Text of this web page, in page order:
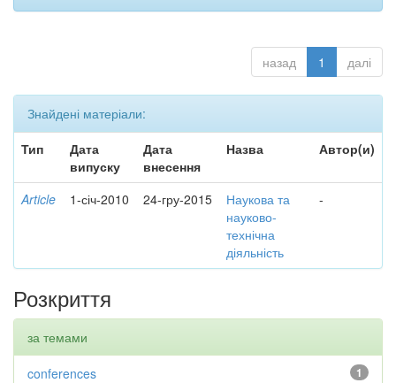
назад 1 далі
Знайдені матеріали:
Тип
Дата
випуску
Дата
внесення
Назва Автор(и)
Article 1-січ-2010 24-гру-2015
Наукова та
науково-
технічна
діяльність
-
Розкриття
за темами
1
conferences